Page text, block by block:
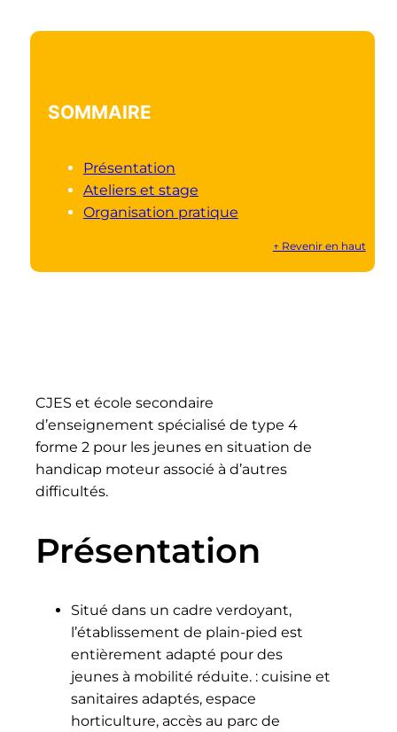
SOMMAIRE
Présentation
Ateliers et stage
Organisation pratique
↑ Revenir en haut
CJES et école secondaire
d’enseignement spécialisé de type 4
forme 2 pour les jeunes en situation de
handicap moteur associé à d’autres
difficultés.
Présentation
Situé dans un cadre verdoyant,
l’établissement de plain-pied est
entièrement adapté pour des
jeunes à mobilité réduite. : cuisine et
sanitaires adaptés, espace
horticulture, accès au parc de